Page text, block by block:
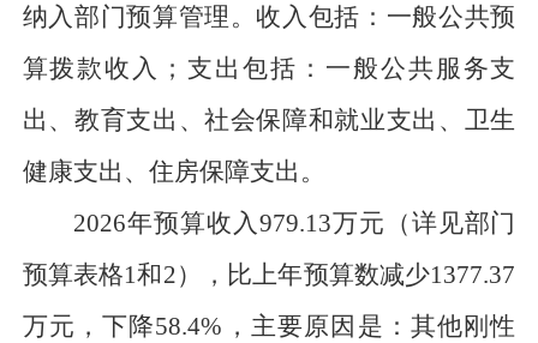
纳入部门预算管理。收入包括：一般公共预
算拨款收入；支出包括： 一般公共服务支
出、教育支出、社会保障和就业支出、卫生
健康支出、住房保障支出。
2026年预算收入 979.13万元 （详见部门
预算表格1和2），比上年预算数减少1377.37
万元 ，下降58.4%，主要原因是： 其他刚性